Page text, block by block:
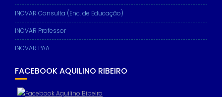
INOVAR Consulta (Enc. de Educação)
INOVAR Professor
INOVAR PAA
FACEBOOK AQUILINO RIBEIRO